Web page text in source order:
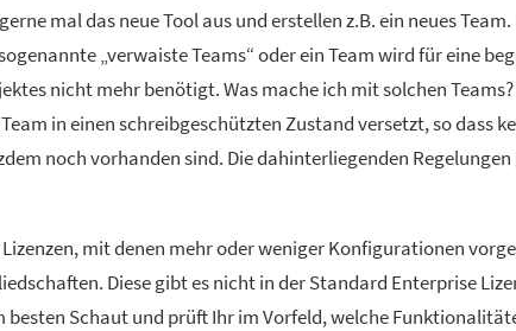
mal das neue Tool aus und erstellen z.B. ein neues Team.
„verwaiste Teams“ oder ein Team wird für eine
nicht mehr benötigt. Was mache ich mit solchen
in einen schreibgeschützten Zustand versetzt, so dass
noch vorhanden sind. Die dahinterliegenden Regelungen
mit denen mehr oder weniger Konfigurationen
Diese gibt es nicht in der Standard Enterprise
besten Schaut und prüft Ihr im Vorfeld, welche